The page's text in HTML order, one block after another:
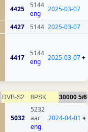
4425
5144
eng
2025-03-07
4427 5144 2025-03-07
4417
5144
eng
2025-03-07+
DVB-S2 8PSK 30000 5/6
5032
5232
aac
eng
2024-04-01 +